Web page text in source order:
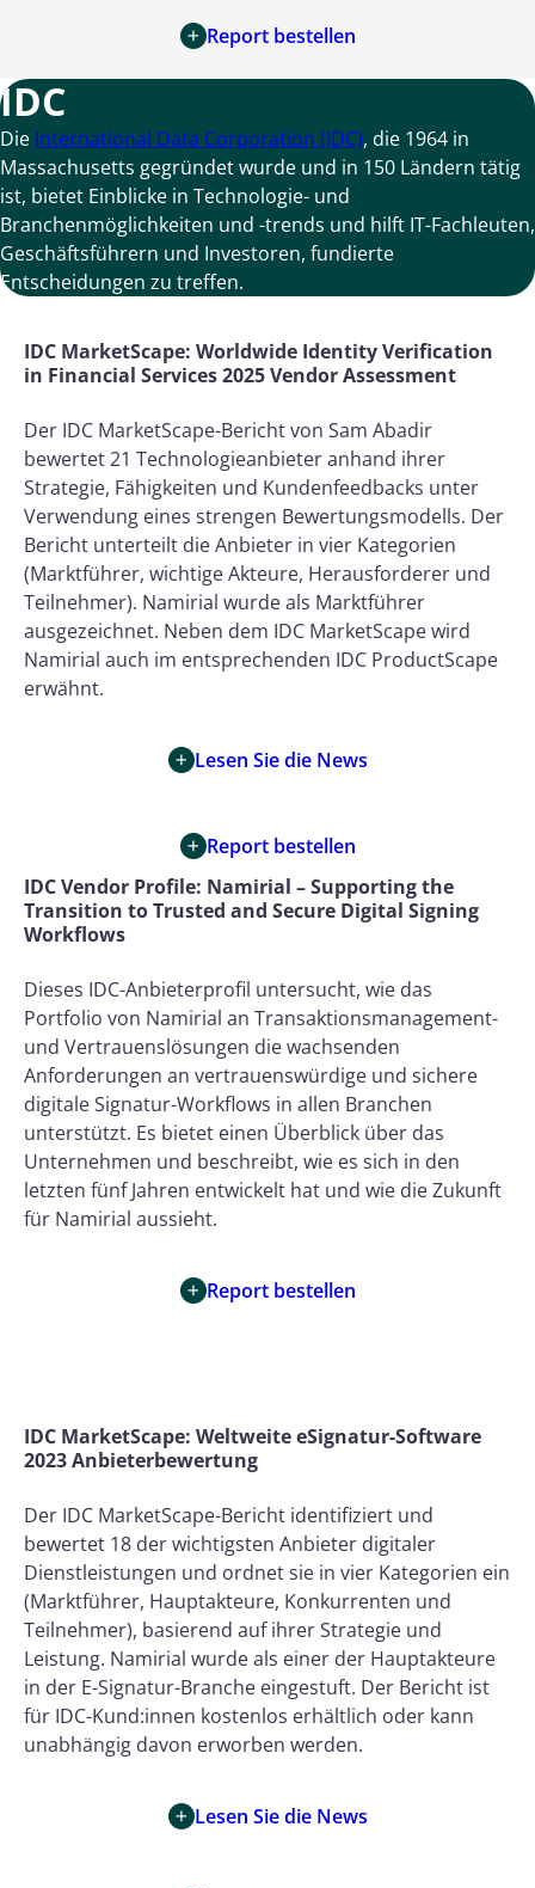
Report bestellen
IDC
Die International Data Corporation (IDC), die 1964 in
Massachusetts gegründet wurde und in 150 Ländern tätig
ist, bietet Einblicke in Technologie- und
Branchenmöglichkeiten und -trends und hilft IT-Fachleuten,
Geschäftsführern und Investoren, fundierte
Entscheidungen zu treffen.
IDC MarketScape: Worldwide Identity Verification
in Financial Services 2025 Vendor Assessment
Der IDC MarketScape-Bericht von Sam Abadir
bewertet 21 Technologieanbieter anhand ihrer
Strategie, Fähigkeiten und Kundenfeedbacks unter
Verwendung eines strengen Bewertungsmodells. Der
Bericht unterteilt die Anbieter in vier Kategorien
(Marktführer, wichtige Akteure, Herausforderer und
Teilnehmer). Namirial wurde als Marktführer
ausgezeichnet. Neben dem IDC MarketScape wird
Namirial auch im entsprechenden IDC ProductScape
erwähnt.
Lesen Sie die News
Report bestellen
IDC Vendor Profile: Namirial – Supporting the
Transition to Trusted and Secure Digital Signing
Workflows
Dieses IDC-Anbieterprofil untersucht, wie das
Portfolio von Namirial an Transaktionsmanagement-
und Vertrauenslösungen die wachsenden
Anforderungen an vertrauenswürdige und sichere
digitale Signatur-Workflows in allen Branchen
unterstützt. Es bietet einen Überblick über das
Unternehmen und beschreibt, wie es sich in den
letzten fünf Jahren entwickelt hat und wie die Zukunft
für Namirial aussieht.
Report bestellen
IDC MarketScape: Weltweite eSignatur-Software
2023 Anbieterbewertung
Der IDC MarketScape-Bericht identifiziert und
bewertet 18 der wichtigsten Anbieter digitaler
Dienstleistungen und ordnet sie in vier Kategorien ein
(Marktführer, Hauptakteure, Konkurrenten und
Teilnehmer), basierend auf ihrer Strategie und
Leistung. Namirial wurde als einer der Hauptakteure
in der E-Signatur-Branche eingestuft. Der Bericht ist
für IDC-Kund:innen kostenlos erhältlich oder kann
unabhängig davon erworben werden.
Lesen Sie die News